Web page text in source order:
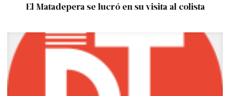
El Matadepera se lucró en su visita al colista